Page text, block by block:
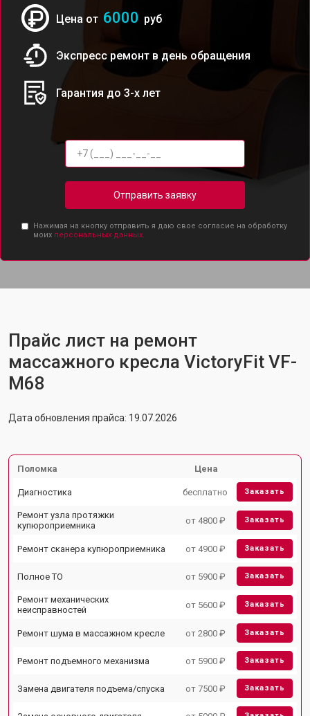
Цена от 6000 руб
Экспресс ремонт в день обращения
Гарантия до 3-х лет
Отправить заявку
Нажимая на кнопку отправить я даю свое согласие на обработку
моих персональных данных.
Прайс лист на ремонт
массажного кресла VictoryFit VF-
M68
Дата обновления прайса: 19.07.2026
Поломка Цена
Диагностика бесплатно Заказать
Ремонт узла протяжки
купюроприемника
от 4800 ₽ Заказать
Ремонт сканера купюроприемника от 4900 ₽ Заказать
Полное ТО от 5900 ₽ Заказать
Ремонт механических
неисправностей
от 5600 ₽ Заказать
Ремонт шума в массажном кресле от 2800 ₽ Заказать
Ремонт подъемного механизма от 5900 ₽ Заказать
Замена двигателя подъема/спуска от 7500 ₽ Заказать